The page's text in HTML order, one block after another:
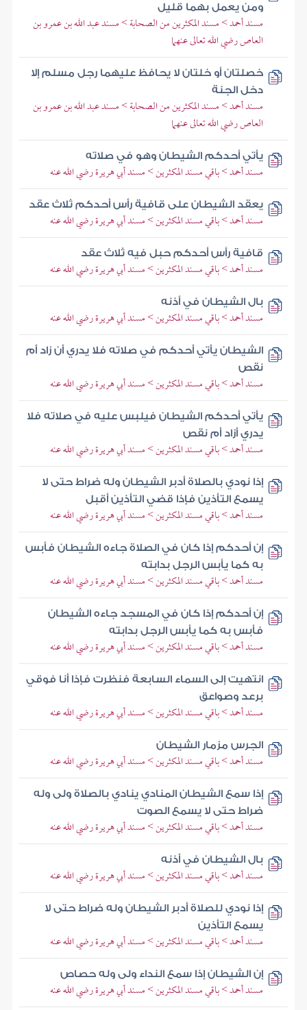
ومن يعمل بهما قليل
مسند أحمد > مسند المكثرين من الصحابة > مسند عبد الله بن عمرو بن
العاص رضي الله تعالى عنهما
خصلتان أو خلتان لا يحافظ عليهما رجل مسلم إلا
دخل الجنة
مسند أحمد > مسند المكثرين من الصحابة > مسند عبد الله بن عمرو بن
العاص رضي الله تعالى عنهما
يأتي أحدكم الشيطان وهو في صلاته
مسند أحمد > باقي مسند المكثرين > مسند أبي هريرة رضي الله عنه
يعقد الشيطان على قافية رأس أحدكم ثلاث عقد
مسند أحمد > باقي مسند المكثرين > مسند أبي هريرة رضي الله عنه
قافية رأس أحدكم حبل فيه ثلاث عقد
مسند أحمد > باقي مسند المكثرين > مسند أبي هريرة رضي الله عنه
بال الشيطان في أذنه
مسند أحمد > باقي مسند المكثرين > مسند أبي هريرة رضي الله عنه
الشيطان يأتي أحدكم في صلاته فلا يدري أن زاد أم
نقص
مسند أحمد > باقي مسند المكثرين > مسند أبي هريرة رضي الله عنه
يأتي أحدكم الشيطان فيلبس عليه في صلاته فلا
يدري أزاد أم نقص
مسند أحمد > باقي مسند المكثرين > مسند أبي هريرة رضي الله عنه
إذا نودي بالصلاة أدبر الشيطان وله ضراط حتى لا
يسمع التأذين فإذا قضي التأذين أقبل
مسند أحمد > باقي مسند المكثرين > مسند أبي هريرة رضي الله عنه
إن أحدكم إذا كان في الصلاة جاءه الشيطان فأبس
به كما يأبس الرجل بدابته
مسند أحمد > باقي مسند المكثرين > مسند أبي هريرة رضي الله عنه
إن أحدكم إذا كان في المسجد جاءه الشيطان
فأبس به كما يأبس الرجل بدابته
مسند أحمد > باقي مسند المكثرين > مسند أبي هريرة رضي الله عنه
انتهيت إلى السماء السابعة فنظرت فإذا أنا فوقي
برعد وصواعق
مسند أحمد > باقي مسند المكثرين > مسند أبي هريرة رضي الله عنه
الجرس مزمار الشيطان
مسند أحمد > باقي مسند المكثرين > مسند أبي هريرة رضي الله عنه
إذا سمع الشيطان المنادي ينادي بالصلاة ولى وله
ضراط حتى لا يسمع الصوت
مسند أحمد > باقي مسند المكثرين > مسند أبي هريرة رضي الله عنه
بال الشيطان في أذنه
مسند أحمد > باقي مسند المكثرين > مسند أبي هريرة رضي الله عنه
إذا نودي للصلاة أدبر الشيطان وله ضراط حتى لا
يسمع التأذين
مسند أحمد > باقي مسند المكثرين > مسند أبي هريرة رضي الله عنه
إن الشيطان إذا سمع النداء ولى وله حصاص
مسند أحمد > باقي مسند المكثرين > مسند أبي هريرة رضي الله عنه